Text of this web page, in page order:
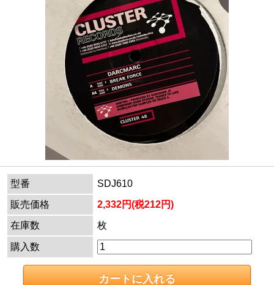
型番
SDJ610
販売価格
2,332円(税212円)
在庫数
枚
購入数